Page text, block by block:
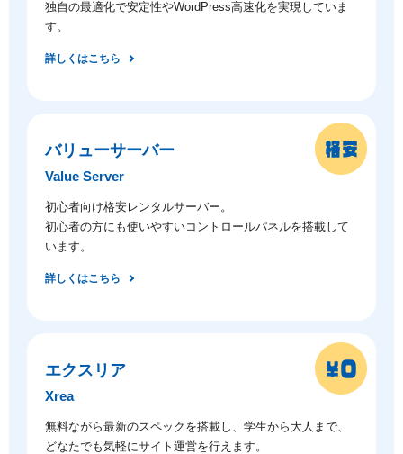
独自の最適化で安定性やWordPress高速化を実現していま
す。
詳しくはこちら
バリューサーバー
Value Server
初心者向け格安レンタルサーバー。
初心者の方にも使いやすいコントロールパネルを搭載して
います。
詳しくはこちら
エクスリア
Xrea
無料ながら最新のスペックを搭載し、学生から大人まで、
どなたでも気軽にサイト運営を行えます。